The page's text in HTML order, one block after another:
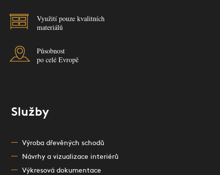
Využití pouze kvalitních
materiálů
Působnost
po celé Evropě
Služby
Výroba dřevěných schodů
Návrhy a vizualizace interiérů
Výkresová dokumentace